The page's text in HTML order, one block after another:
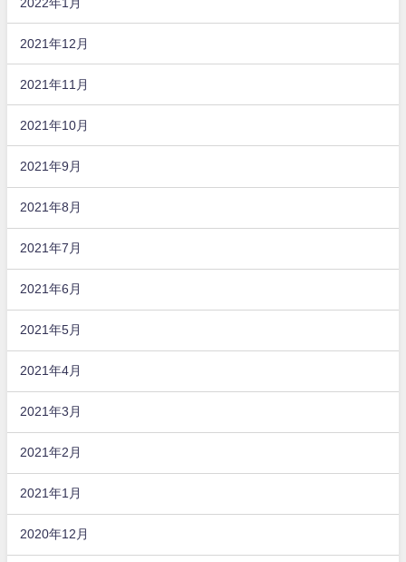
2022年1月
2021年12月
2021年11月
2021年10月
2021年9月
2021年8月
2021年7月
2021年6月
2021年5月
2021年4月
2021年3月
2021年2月
2021年1月
2020年12月